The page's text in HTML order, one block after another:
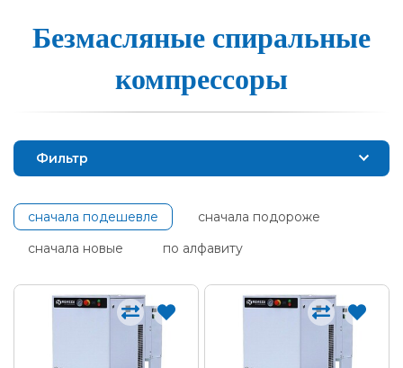
Безмасляные спи­раль­ные
ком­прес­со­ры
Фильтр
сначала подешевле
сначала подороже
сначала новые
по алфавиту